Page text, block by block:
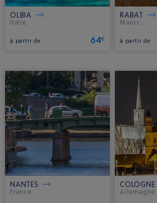
OLBIA
Italie.
à partir de 64€
RABAT
Maroc.
à partir de
NANTES
France.
COLOGNE
Allemagne.